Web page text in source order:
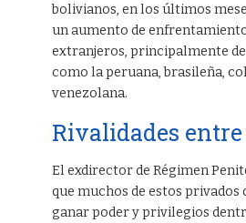
bolivianos, en los últimos
un aumento de
extranjeros, principalmente
como la peruana, brasileña,
venezolana.
Rivalidades
El exdirector de Régimen
que muchos de estos privados
ganar poder y privilegios